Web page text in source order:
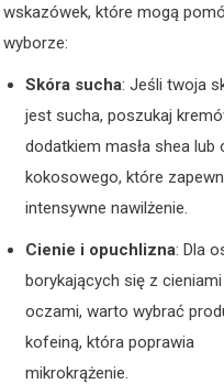
wskazówek, które mogą
wyborze:
Skóra sucha: Jeśli twoja
jest sucha, poszukaj
dodatkiem masła shea lub
kokosowego, które
intensywne nawilżenie.
Cienie i opuchlizna: Dla
borykających się z
oczami, warto wybrać
kofeiną, która poprawia
mikrokrążenie.